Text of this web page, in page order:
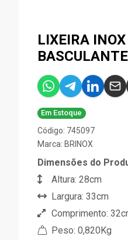
LIXEIRA
Em Estoque
Código: 745097
Marca: BRINOX
Dimensões do
Altura: 28cm
Largura: 33cm
Comprimento:
Peso: 0,820Kg